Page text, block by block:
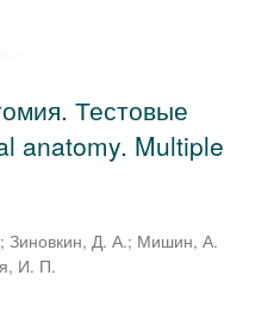
Тестовые
anatomy. Multiple
; Зиновкин, Д. А.; Мишин, А.
И. П.